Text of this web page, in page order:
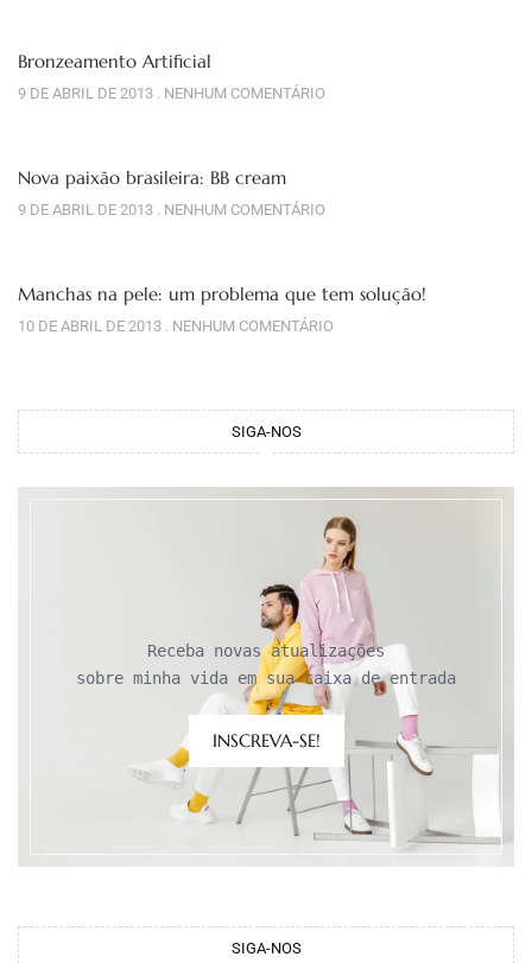
Bronzeamento Artificial
9 DE ABRIL DE 2013 NENHUM COMENTÁRIO
Nova paixão brasileira: BB cream
9 DE ABRIL DE 2013 NENHUM COMENTÁRIO
Manchas na pele: um problema que tem solução!
10 DE ABRIL DE 2013 NENHUM COMENTÁRIO
SIGA-NOS
Receba novas atualizações
sobre minha vida em sua caixa de entrada
INSCREVA-SE!
SIGA-NOS